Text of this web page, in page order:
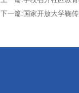
下一篇: 国家开放大学鞠